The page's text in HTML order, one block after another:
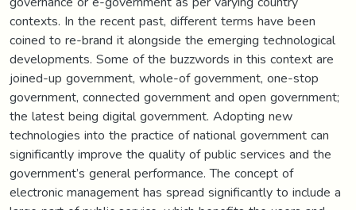
contexts. In the recent past, different terms have been
coined to re-brand it alongside the emerging technological
developments. Some of the buzzwords in this context are
joined-up government, whole-of government, one-stop
government, connected government and open government;
the latest being digital government. Adopting new
technologies into the practice of national government can
significantly improve the quality of public services and the
government’s general performance. The concept of
electronic management has spread significantly to include a